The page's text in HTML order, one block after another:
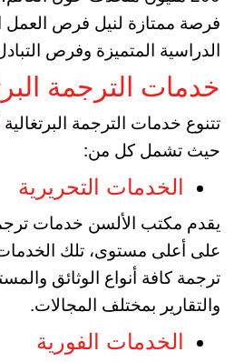
فرصة ممتازة لنيل فرص العمل
الدراسية المتميزة وفرص
خدمات الترجمة
تتنوع خدمات الترجمة
حيث تشمل كل من:
الخدمات التحريرية
يقدم مكتب الألسن خدمات
على أعلى مستوى، تلك
ترجمة كافة أنواع الوثائق
والتقارير بمختلف المجالات.
الخدمات الفورية